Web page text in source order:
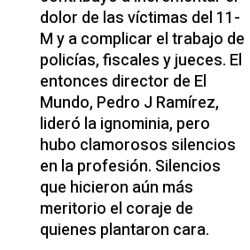
dolor de las víctimas del 11-
M y a complicar el trabajo de
policías, fiscales y jueces. El
entonces director de El
Mundo, Pedro J Ramírez,
lideró la ignominia, pero
hubo clamorosos silencios
en la profesión. Silencios
que hicieron aún más
meritorio el coraje de
quienes plantaron cara.